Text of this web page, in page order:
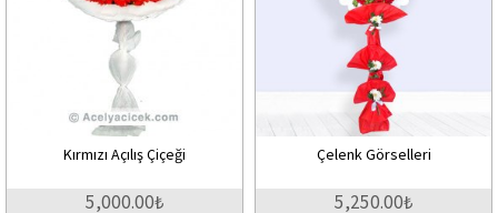
Kırmızı Açılış Çiçeği
5,000.00₺
Çelenk Görselleri
5,250.00₺